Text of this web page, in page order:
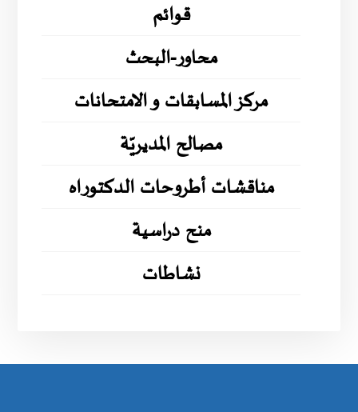
قوائم
محاور-البحث
مركز المسابقات و الامتحانات
مصالح المديريّة
مناقشات أطروحات الدكتوراه
منح دراسية
نشاطات